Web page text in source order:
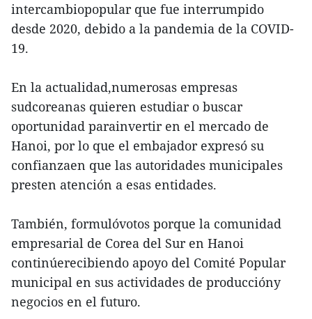
intercambiopopular que fue interrumpido
desde 2020, debido a la pandemia de la COVID-
19.
En la actualidad,numerosas empresas
sudcoreanas quieren estudiar o buscar
oportunidad parainvertir en el mercado de
Hanoi, por lo que el embajador expresó su
confianzaen que las autoridades municipales
presten atención a esas entidades.
También, formulóvotos porque la comunidad
empresarial de Corea del Sur en Hanoi
continúerecibiendo apoyo del Comité Popular
municipal en sus actividades de produccióny
negocios en el futuro.